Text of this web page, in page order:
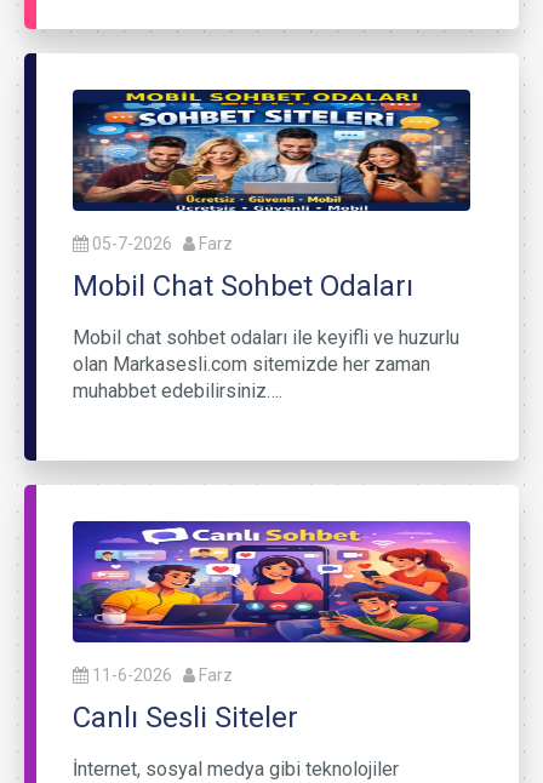
05-7-2026 Farz
Mobil Chat Sohbet Odaları
Mobil chat sohbet odaları ile keyifli ve huzurlu
olan Markasesli.com sitemizde her zaman
muhabbet edebilirsiniz….
11-6-2026 Farz
Canlı Sesli Siteler
İnternet, sosyal medya gibi teknolojiler